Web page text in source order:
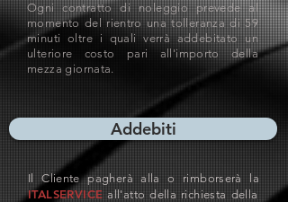
Ogni contratto di noleggio prevede al
momento del rientro una tolleranza di 59
minuti oltre i quali verrà addebitato un
ulteriore costo pari all'importo della
mezza giornata.
Addebiti
Il Cliente pagherà alla o rimborserà la
ITALSERVICE all'atto della richiesta della